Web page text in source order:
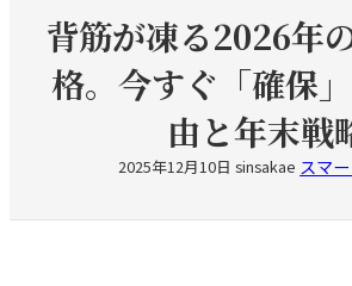
背筋が凍る2026年
格。今すぐ「確保
由と年末戦
2025年12月10日 sinsakae スマ